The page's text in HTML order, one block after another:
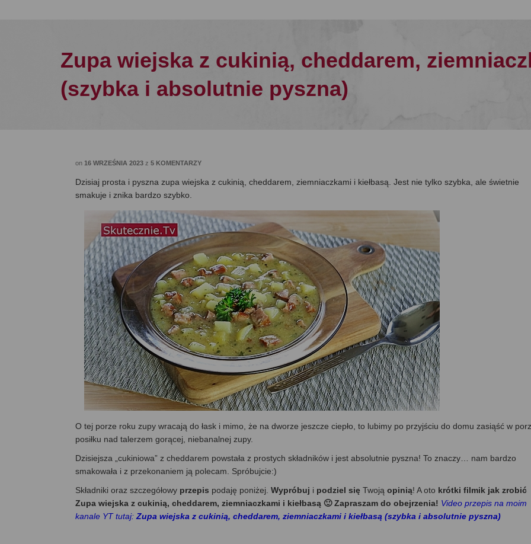
Zupa wiejska z cukinią, cheddarem,
(szybka i absolutnie pyszna)
on 16 WRZEŚNIA 2023 z 5 KOMENTARZY
Dzisiaj prosta i pyszna zupa wiejska z cukinią, cheddarem, ziemniaczkami i kiełbasą. Jest nie tylko szybka, ale świetnie
smakuje i znika bardzo szybko.
O tej porze roku zupy wracają do łask i mimo, że na dworze jeszcze ciepło, to lubimy po przyjściu do domu zasiąść w
posiłku nad talerzem gorącej, niebanalnej zupy.
Dzisiejsza „cukiniowa” z cheddarem powstała z prostych składników i jest absolutnie pyszna! To znaczy… nam bardzo
smakowała i z przekonaniem ją polecam. Spróbujcie:)
Składniki oraz szczegółowy przepis podaję poniżej. Wypróbuj i podziel się Twoją opinią! A oto krótki filmik jak zrobić
Zupa wiejska z cukinią, cheddarem, ziemniaczkami i kiełbasą 🙂 Zapraszam do obejrzenia! Video przepis na moim
kanale YT tutaj:Zupa wiejska z cukinią, cheddarem, ziemniaczkami i kiełbasą (szybka i absolutnie pyszna)